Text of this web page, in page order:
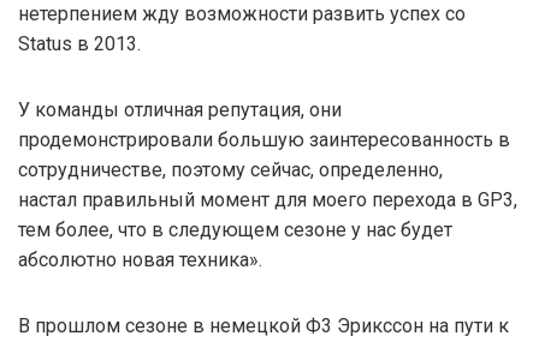
нетерпением жду возможности развить успех со
Status в 2013.
У команды отличная репутация, они
продемонстрировали большую заинтересованность в
сотрудничестве, поэтому сейчас, определенно,
настал правильный момент для моего перехода в GP3,
тем более, что в следующем сезоне у нас будет
абсолютно новая техника».
В прошлом сезоне в немецкой Ф3 Эрикссон на пути к